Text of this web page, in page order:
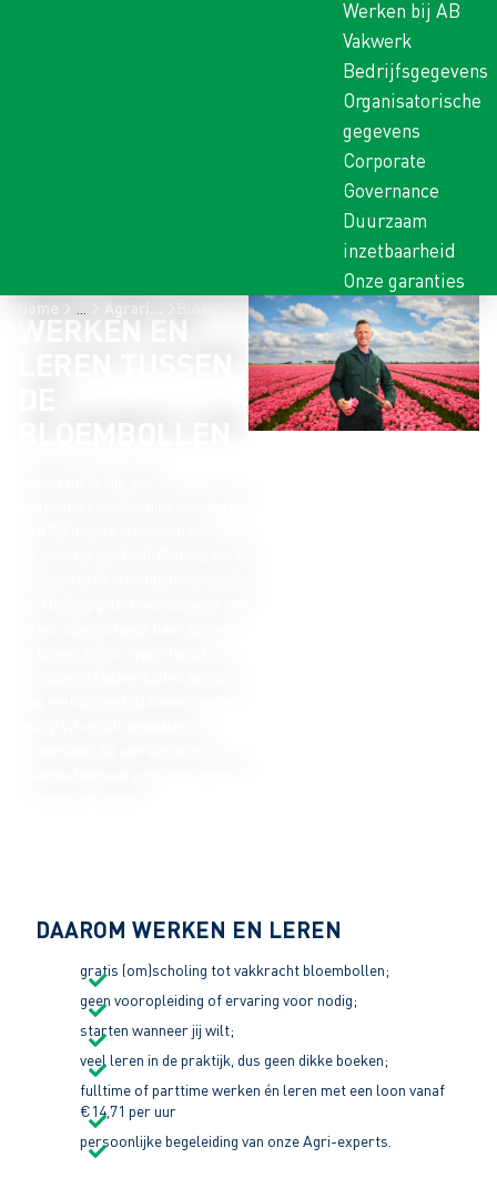
Werken bij AB
Vakwerk
Bedrijfsgegevens
Organisatorische
gegevens
Corporate
Governance
Duurzaam
inzetbaarheid
Onze garanties
Home
WERKEN EN
DAAROM WERKEN EN LEREN
gratis (om)scholing tot vakkracht bloembollen;
geen vooropleiding of ervaring voor nodig;
starten wanneer jij wilt;
veel leren in de praktijk, dus geen dikke boeken;
fulltime of parttime werken én leren met een loon vanaf
€14,71 per uur
persoonlijke begeleiding van onze Agri-experts.